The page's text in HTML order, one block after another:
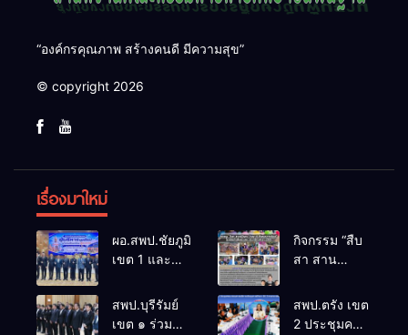
“องค์กรคุณภาพ สร้างคนดี มีความสุข”
© copyright 2026
เรื่องมาใหม่
ผอ.สพป.ชัยภูมิ
เขต 1 และ
ประชุม
สัมมนาทาง
กิจกรรม “สืบ
สา สาน
ล้านนาวิถี สู่
โลกแห่งการ
สพป.บุรีรัมย์
เขต ๑ ร่วม
สพป.ตรัง เขต
2 ประชุมคณะ